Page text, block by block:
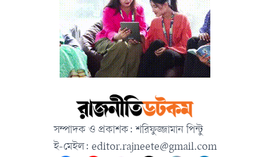
সম্পাদক ও প্রকাশক: শরিফুজ্জামান পিন্টু
ই-মেইল: editor.rajneete@gmail.com